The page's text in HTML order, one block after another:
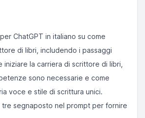
ChatGPT in italiano su come
di libri, includendo i passaggi
iniziare la carriera di scrittore di libri,
sono necessarie e come
voce e stile di scrittura unici.
tre segnaposto nel prompt per fornire